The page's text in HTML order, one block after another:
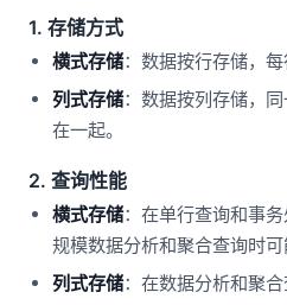
1. 存储方式
横式存储：数据按行存储，每
列式存储：数据按列存储，
在一起。
2. 查询性能
横式存储：在单行查询和事
规模数据分析和聚合查询时可
列式存储：在数据分析和聚